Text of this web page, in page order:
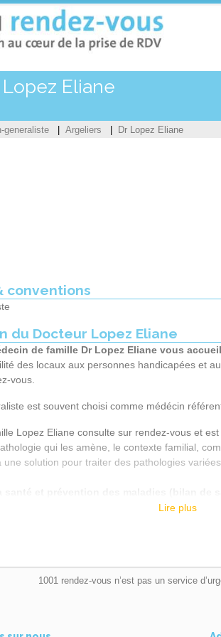
Lopez Eliane
generaliste Argeliers Dr Lopez Eliane
conventions
du Docteur Lopez Eliane
de famille Dr Lopez Eliane vous
des locaux aux personnes handicapées et
vous.
est souvent choisi comme médécin
Lopez Eliane consulte sur rendez-vous et
qui les amène, le contexte familial,
une solution pour traiter des pathologies
vérification du pouls, température, tension
questions suite à votre rendez-vous, vous
Lire plus
1001 rendez-vous n’est pas un service